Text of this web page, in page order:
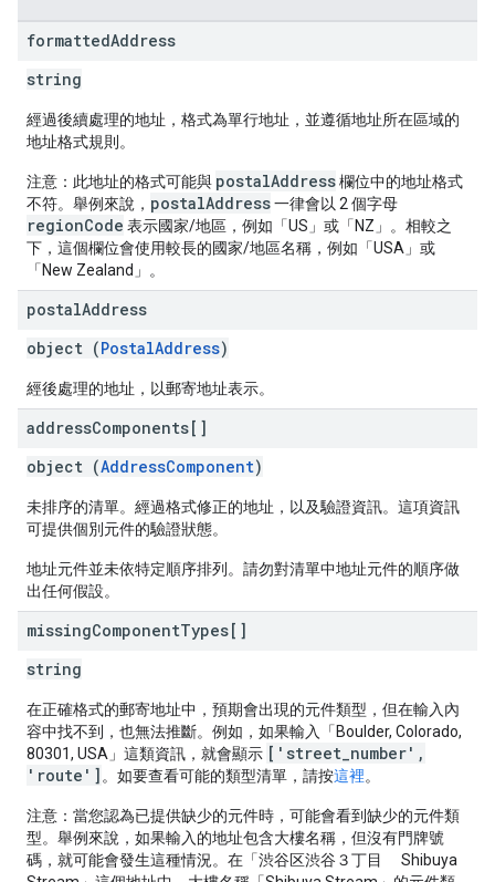
formattedAddress
string
經過後續處理的地址，格式為單行地址，並遵循地址所在區域的
地址格式規則。
注意：此地址的格式可能與 postalAddress欄位中的地址格式
不符。舉例來說， postalAddress一律會以 2 個字母
regionCode 表示國家/地區，例如「US」或「NZ」。相較之
下，這個欄位會使用較長的國家/地區名稱，例如「USA」或
「New Zealand」。
postalAddress
object (PostalAddress)
經後處理的地址，以郵寄地址表示。
addressComponents[]
object (AddressComponent)
未排序的清單。經過格式修正的地址，以及驗證資訊。這項資訊
可提供個別元件的驗證狀態。
地址元件並未依特定順序排列。請勿對清單中地址元件的順序做
出任何假設。
missingComponentTypes[]
string
在正確格式的郵寄地址中，預期會出現的元件類型，但在輸入內
容中找不到，也無法推斷。例如，如果輸入「Boulder, Colorado,
80301, USA」這類資訊，就會顯示 ['street_number',
'route'] 。如要查看可能的類型清單，請按這裡。
注意：當您認為已提供缺少的元件時，可能會看到缺少的元件類
型。 舉例來說，如果輸入的地址包含大樓名稱，但沒有門牌號
碼，就可能會發生這種情況。在「渋谷区渋谷３丁目 Shibuya